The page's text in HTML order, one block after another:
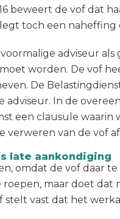
beweert de vof dat
toch een naheffing
adviseur
worden. De vof
De
adviseur. In de
een clausule waarin
verweren van de vof
late aankondiging
omdat de vof daar
maar doet
vast dat het